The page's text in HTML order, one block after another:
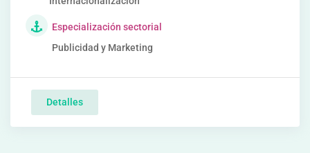
Especialización sectorial
Publicidad y Marketing
Detalles